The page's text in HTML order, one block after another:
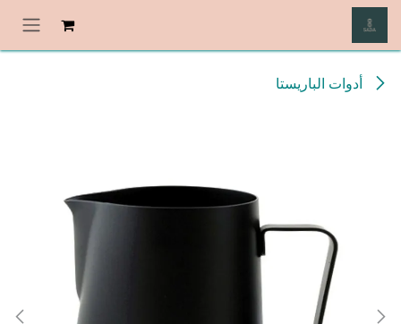
تخطي للذهاب إلى المحتوى
أدوات الباريستا